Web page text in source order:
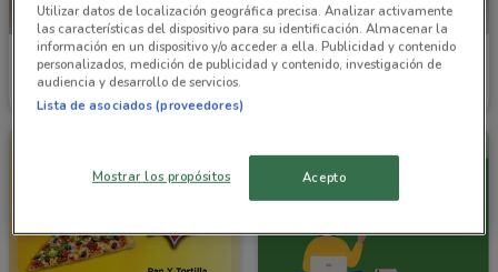
Bodega Aurrera
Caduca el 27/08 1.1 km
Bodega Aurrera
Utilizar datos de localización geográfica precisa. Analizar activamente
las características del dispositivo para su identificación. Almacenar la
información en un dispositivo y/o acceder a ella. Publicidad y contenido
personalizados, medición de publicidad y contenido, investigación de
audiencia y desarrollo de servicios.
Lista de asociados (proveedores)
Mostrar los propósitos Acepto